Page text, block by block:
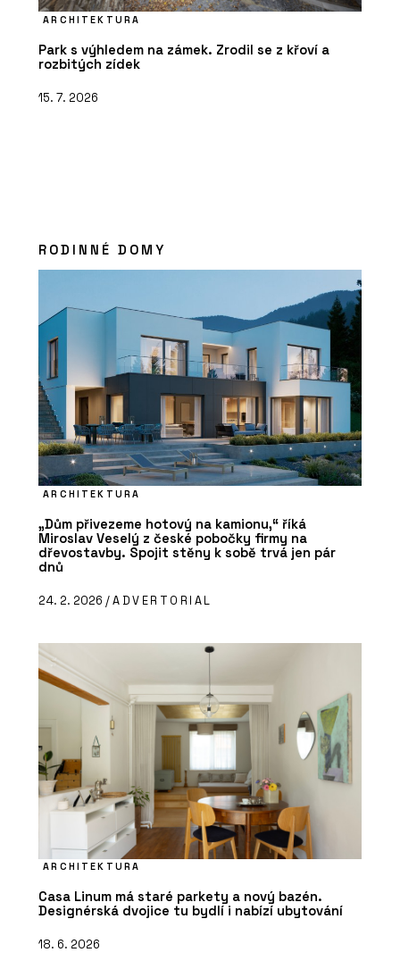
ARCHITEKTURA
Park s výhledem na zámek. Zrodil se z křoví a
rozbitých zídek
15. 7. 2026
RODINNÉ DOMY
ARCHITEKTURA
„Dům přivezeme hotový na kamionu,“ říká
Miroslav Veselý z české pobočky firmy na
dřevostavby. Spojit stěny k sobě trvá jen pár
dnů
24. 2. 2026 /ADVERTORIAL
ARCHITEKTURA
Casa Linum má staré parkety a nový bazén.
Designérská dvojice tu bydlí i nabízí ubytování
18. 6. 2026